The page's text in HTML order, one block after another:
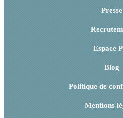
Presse
Espace
Blog
Politique de
Mentions